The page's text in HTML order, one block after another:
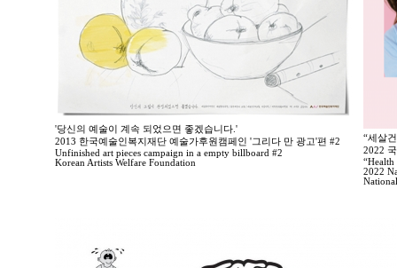
'당신의 예술이 계속 되었으면 좋겠습니다.'
2013 한국예술인복지재단 예술가후원캠페인 '그리다 만 광고'편 #2
Unfinished art pieces campaign in a empty billboard #2
Korean Artists Welfare Foundation
“세살
2022
2022